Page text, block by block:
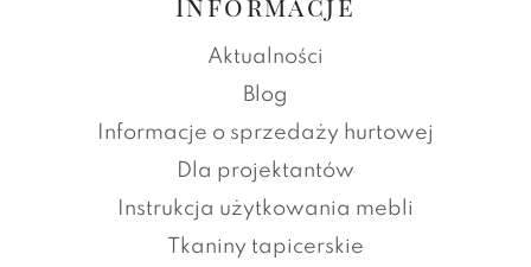
Aktualności
Blog
Informacje o sprzedaży hurtowej
Dla projektantów
Instrukcja użytkowania mebli
Tkaniny tapicerskie